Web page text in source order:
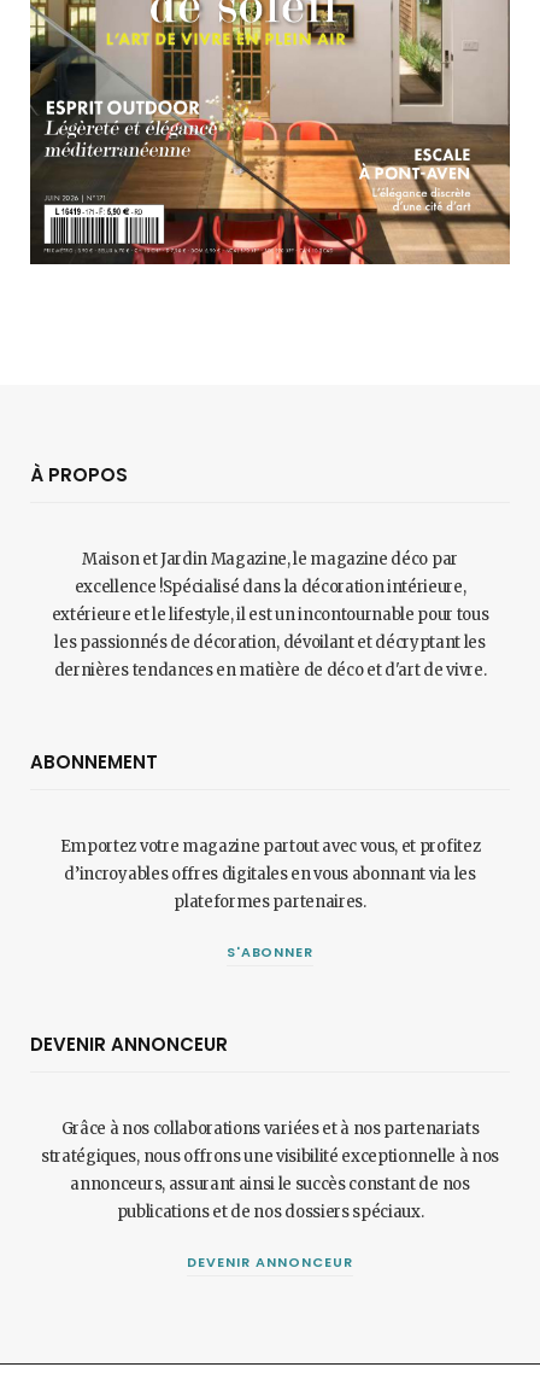
À PROPOS
Maison et Jardin Magazine, le magazine déco par
excellence !Spécialisé dans la décoration intérieure,
extérieure et le lifestyle, il est un incontournable pour tous
les passionnés de décoration, dévoilant et décryptant les
dernières tendances en matière de déco et d'art de vivre.
ABONNEMENT
Emportez votre magazine partout avec vous, et profitez
d’incroyables offres digitales en vous abonnant via les
plateformes partenaires.
S'ABONNER
DEVENIR ANNONCEUR
Grâce à nos collaborations variées et à nos partenariats
stratégiques, nous offrons une visibilité exceptionnelle à nos
annonceurs, assurant ainsi le succès constant de nos
publications et de nos dossiers spéciaux.
DEVENIR ANNONCEUR